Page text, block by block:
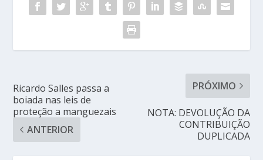
Ricardo Salles passa a
boiada nas leis de
proteção a manguezais
ANTERIOR
PRÓXIMO
NOTA: DEVOLUÇÃO DA
CONTRIBUIÇÃO
DUPLICADA